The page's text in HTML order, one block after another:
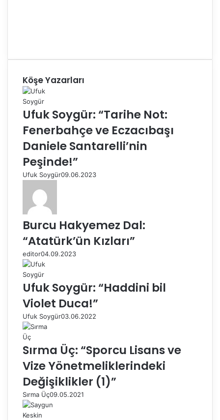
Köşe Yazarları
Ufuk Soygür: “Tarihe Not:
Fenerbahçe ve Eczacıbaşı
Daniele Santarelli’nin
Peşinde!”
Ufuk Soygür09.06.2023
Burcu Hakyemez Dal:
“Atatürk’ün Kızları”
editor04.09.2023
Ufuk Soygür: “Haddini bil
Violet Duca!”
Ufuk Soygür03.06.2022
Sırma Üç: “Sporcu Lisans ve
Vize Yönetmeliklerindeki
Değişiklikler (1)”
Sırma Üç09.05.2021